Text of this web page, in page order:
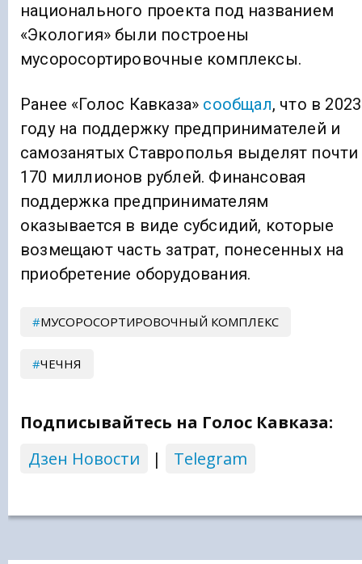
национального проекта под названием
«Экология» были построены
мусоросортировочные комплексы.
Ранее «Голос Кавказа» сообщал, что в 2023
году на поддержку предпринимателей и
самозанятых Ставрополья выделят почти
170 миллионов рублей. Финансовая
поддержка предпринимателям
оказывается в виде субсидий, которые
возмещают часть затрат, понесенных на
приобретение оборудования.
МУСОРОСОРТИРОВОЧНЫЙ КОМПЛЕКС
ЧЕЧНЯ
Подписывайтесь на Голос Кавказа:
Дзен Новости
| Telegram